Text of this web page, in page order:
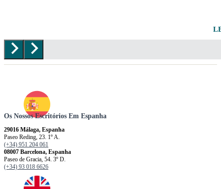
Os Nossos Escritórios Em Espanha
29016 Málaga, Espanha
Paseo Reding, 23. 1º A.
(+34) 951 204 061
08007 Barcelona, ​​​​​Espanha
Paseo de Gracia, 54. 3º D.
(+34) 93 018 6626